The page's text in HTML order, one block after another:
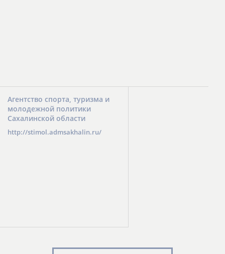
Агентство спорта, туризма и
молодежной политики
Сахалинской области
http://stimol.admsakhalin.ru/